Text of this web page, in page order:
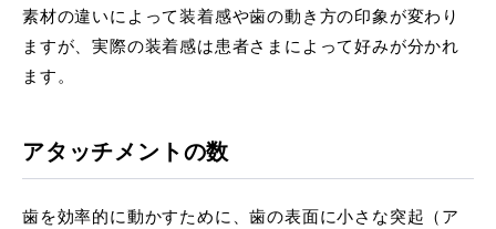
素材の違いによって装着感や歯の動き方の印象が変わり
ますが、実際の装着感は患者さまによって好みが分かれ
ます。
アタッチメントの数
歯を効率的に動かすために、歯の表面に小さな突起（ア